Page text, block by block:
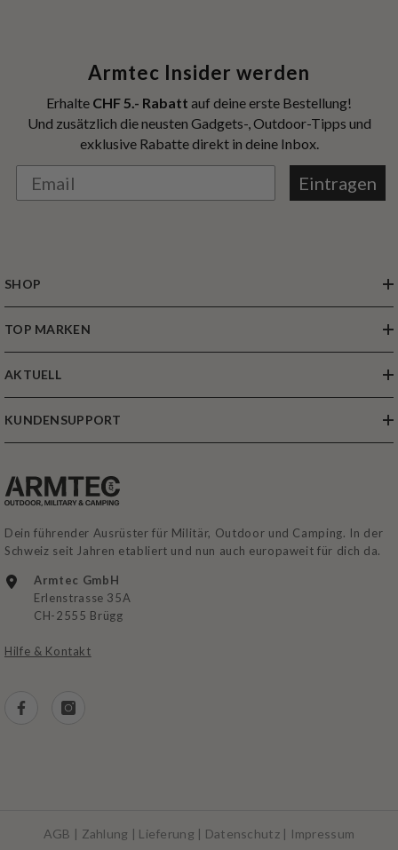
Armtec Insider werden
Erhalte CHF 5.- Rabatt auf deine erste Bestellung!
Und zusätzlich die neusten Gadgets-, Outdoor-Tipps und
exklusive Rabatte direkt in deine Inbox.
Eintragen
SHOP
TOP MARKEN
AKTUELL
KUNDENSUPPORT
Dein führender Ausrüster für Militär, Outdoor und Camping. In der
Schweiz seit Jahren etabliert und nun auch europaweit für dich da.
Armtec GmbH
Erlenstrasse 35A
CH-2555 Brügg
Hilfe & Kontakt
AGB | Zahlung | Lieferung | Datenschutz| Impressum